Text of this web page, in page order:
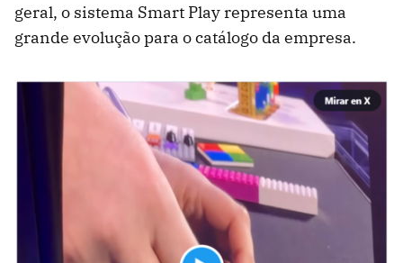
geral, o sistema Smart Play representa uma
grande evolução para o catálogo da empresa.